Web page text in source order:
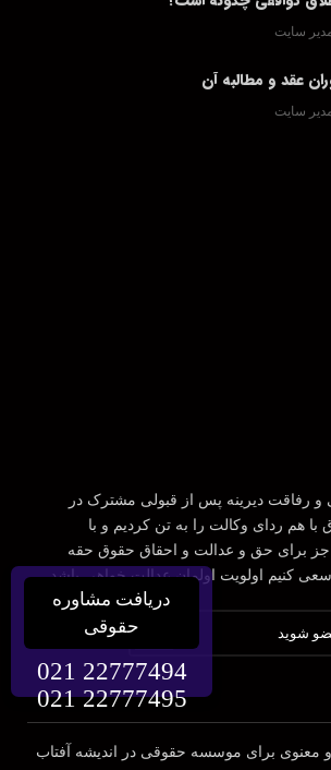
سایت
عقد و مطالبه آن
سایت
و رفاقت دیرینه پس از قبولی مشترک در
هم ردای وکالت را به تن کردیم و با
جز برای حق و عدالت و احقاق حقوق حقه
کنیم اولویت اولمان عدالت خواهی باشد.
معنوی برای موسسه حقوقی در اندیشه آفتاب
دریافت مشاوره
حقوقی
021 22777494
021 22777495